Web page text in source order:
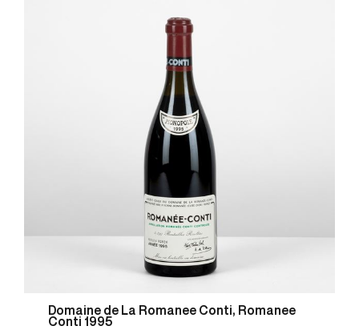
Domaine de La Romanee Conti, Romanee
Conti 1995